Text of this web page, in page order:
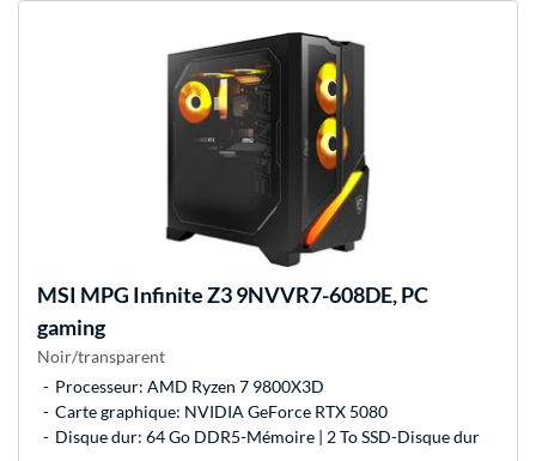
MSI MPG Infinite Z3 9NVVR7-608DE, PC
gaming
Noir/transparent
Processeur: AMD Ryzen 7 9800X3D
Carte graphique: NVIDIA GeForce RTX 5080
Disque dur: 64 Go DDR5-Mémoire | 2 To SSD-Disque dur